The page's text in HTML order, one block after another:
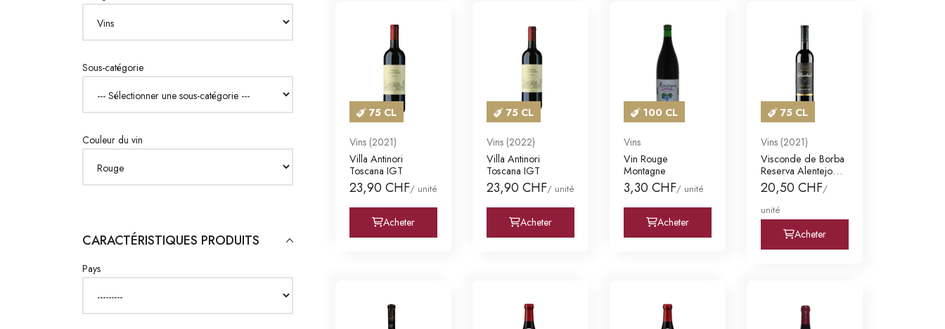
Sous-catégorie
Couleur du vin
CARACTÉRISTIQUES PRODUITS
Pays
75 CL
Vins (2021)
Villa Antinori
Toscana IGT
23,90 CHF/ unité
Acheter
75 CL
Vins (2022)
Villa Antinori
Toscana IGT
23,90 CHF/ unité
Acheter
100 CL
Vins
Vin Rouge
Montagne
3,30 CHF/ unité
Acheter
75 CL
Vins (2021)
Visconde de Borba
Reserva Alentejo
DOC
20,50 CHF/
unité
Acheter